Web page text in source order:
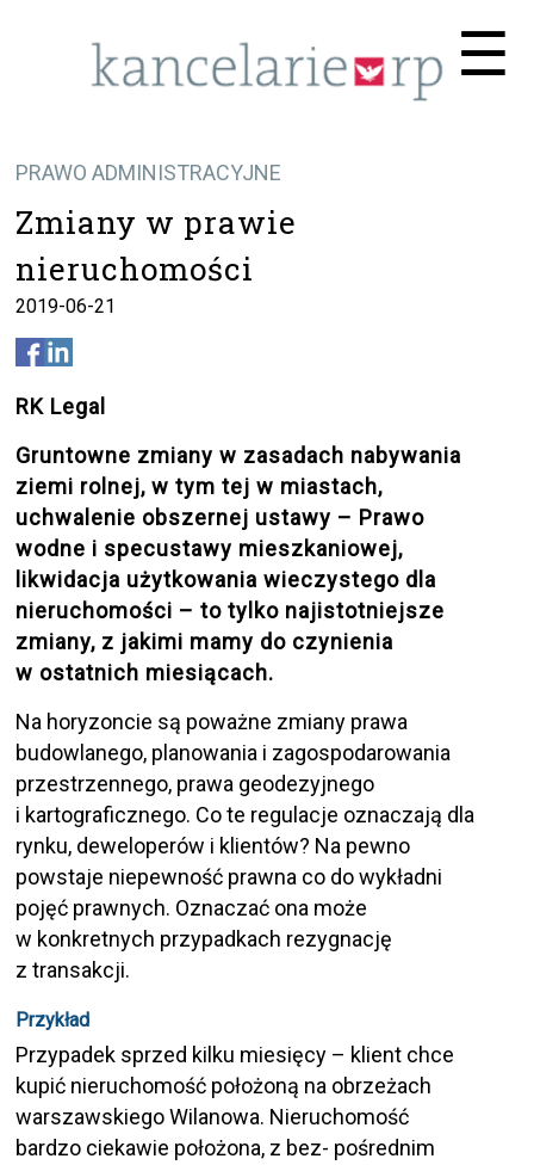
☰
PRAWO ADMINISTRACYJNE
Zmiany w prawie
nieruchomości
2019-06-21
RK Legal
Gruntowne zmiany w zasadach nabywania
ziemi rolnej, w tym tej w miastach,
uchwalenie obszernej ustawy – Prawo
wodne i specustawy mieszkaniowej,
likwidacja użytkowania wieczystego dla
nieruchomości – to tylko najistotniejsze
zmiany, z jakimi mamy do czynienia
w ostatnich miesiącach.
Na horyzoncie są poważne zmiany prawa
budowlanego, planowania i zagospodarowania
przestrzennego, prawa geodezyjnego
i kartograficznego. Co te regulacje oznaczają dla
rynku, deweloperów i klientów? Na pewno
powstaje niepewność prawna co do wykładni
pojęć prawnych. Oznaczać ona może
w konkretnych przypadkach rezygnację
z transakcji.
Przykład
Przypadek sprzed kilku miesięcy – klient chce
kupić nieruchomość położoną na obrzeżach
warszawskiego Wilanowa. Nieruchomość
bardzo ciekawie położona, z bez- pośrednim